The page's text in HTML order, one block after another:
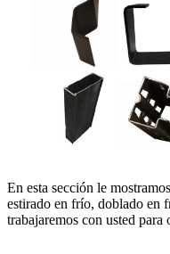
En esta sección le
estirado en frío, doblado en
trabajaremos con usted